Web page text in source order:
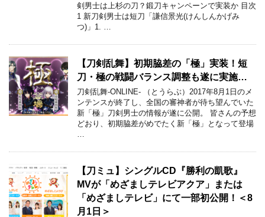
剣男士は上杉の刀？鍛刀キャンペーンで実装か 目次
1 新刀剣男士は短刀「謙信景光(けんしんかげみ
つ)」1. …
【刀剣乱舞】初期脇差の「極」実装！短
刀・極の戦闘バランス調整も遂に実施…
刀剣乱舞-ONLINE- （とうらぶ）2017年8月1日のメ
ンテンスが終了し、全国の審神者が待ち望んでいた
新「極」刀剣男士の情報が遂に公開。 皆さんの予想
どおり、初期脇差がめでたく新「極」となって登場
【刀ミュ】シングルCD『勝利の凱歌』
MVが「めざましテレビアクア」または
「めざましテレビ」にて一部初公開！＜8
月1日＞